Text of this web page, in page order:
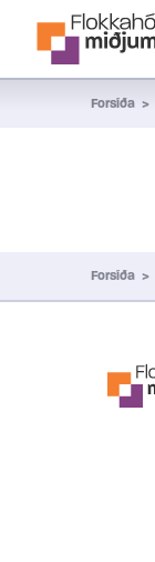
Fara í efni
Forsíða >
Forsíða >